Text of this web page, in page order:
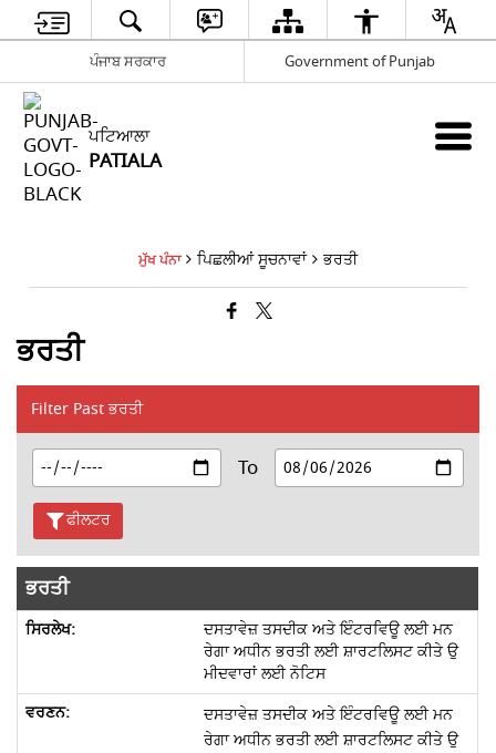
ਪੰਜਾਬ ਸਰਕਾਰ Government of Punjab
ਪਟਿਆਲਾ
PATIALA
ਮੁੱਖ ਪੰਨਾ ਪਿਛਲੀਆਂ ਸੂਚਨਾਵਾਂ ਭਰਤੀ
ਭਰਤੀ
Filter Past ਭਰਤੀ
To
ਫੀਲਟਰ
ਭਰਤੀ
ਦਸਤਾਵੇਜ਼ ਤਸਦੀਕ ਅਤੇ ਇੰਟਰਵਿਊ ਲਈ ਮਨ
ਰੇਗਾ ਅਧੀਨ ਭਰਤੀ ਲਈ ਸ਼ਾਰਟਲਿਸਟ ਕੀਤੇ ਉ
ਮੀਦਵਾਰਾਂ ਲਈ ਨੋਟਿਸ
ਦਸਤਾਵੇਜ਼ ਤਸਦੀਕ ਅਤੇ ਇੰਟਰਵਿਊ ਲਈ ਮਨ
ਰੇਗਾ ਅਧੀਨ ਭਰਤੀ ਲਈ ਸ਼ਾਰਟਲਿਸਟ ਕੀਤੇ ਉ